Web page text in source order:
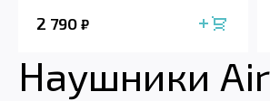
2 790 ₽
Наушники